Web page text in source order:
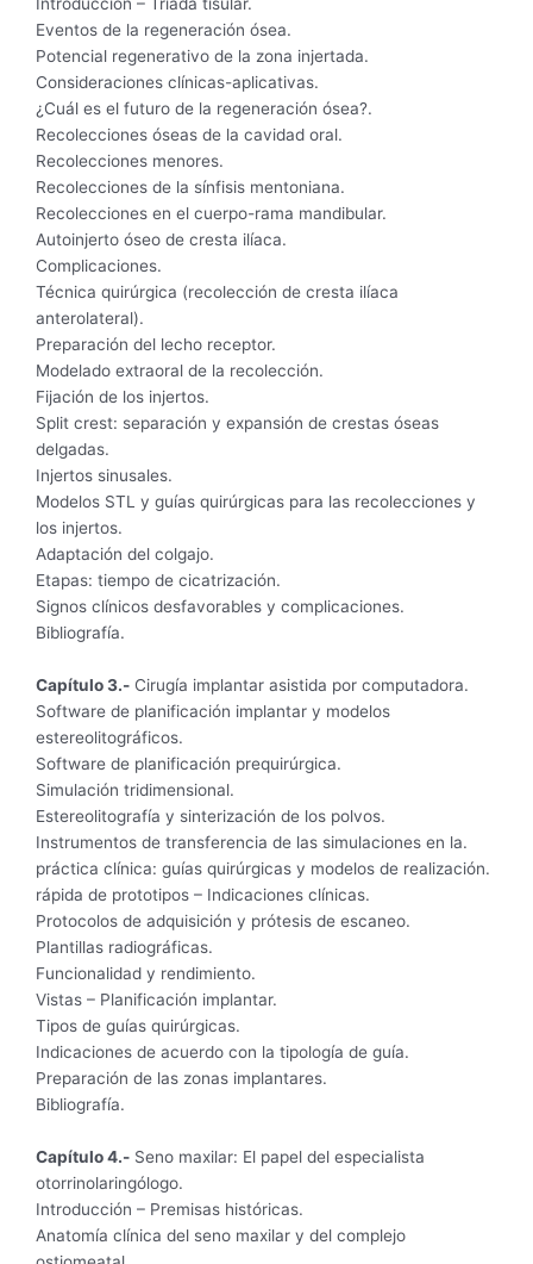
Introducción – Triada tisular.
Eventos de la regeneración ósea.
Potencial regenerativo de la zona injertada.
Consideraciones clínicas-aplicativas.
¿Cuál es el futuro de la regeneración ósea?.
Recolecciones óseas de la cavidad oral.
Recolecciones menores.
Recolecciones de la sínfisis mentoniana.
Recolecciones en el cuerpo-rama mandibular.
Autoinjerto óseo de cresta ilíaca.
Complicaciones.
Técnica quirúrgica (recolección de cresta ilíaca
anterolateral).
Preparación del lecho receptor.
Modelado extraoral de la recolección.
Fijación de los injertos.
Split crest: separación y expansión de crestas óseas
delgadas.
Injertos sinusales.
Modelos STL y guías quirúrgicas para las recolecciones y
los injertos.
Adaptación del colgajo.
Etapas: tiempo de cicatrización.
Signos clínicos desfavorables y complicaciones.
Bibliografía.
Capítulo 3.- Cirugía implantar asistida por computadora.
Software de planificación implantar y modelos
estereolitográficos.
Software de planificación prequirúrgica.
Simulación tridimensional.
Estereolitografía y sinterización de los polvos.
Instrumentos de transferencia de las simulaciones en la.
práctica clínica: guías quirúrgicas y modelos de realización.
rápida de prototipos – Indicaciones clínicas.
Protocolos de adquisición y prótesis de escaneo.
Plantillas radiográficas.
Funcionalidad y rendimiento.
Vistas – Planificación implantar.
Tipos de guías quirúrgicas.
Indicaciones de acuerdo con la tipología de guía.
Preparación de las zonas implantares.
Bibliografía.
Capítulo 4.- Seno maxilar: El papel del especialista
otorrinolaringólogo.
Introducción – Premisas históricas.
Anatomía clínica del seno maxilar y del complejo